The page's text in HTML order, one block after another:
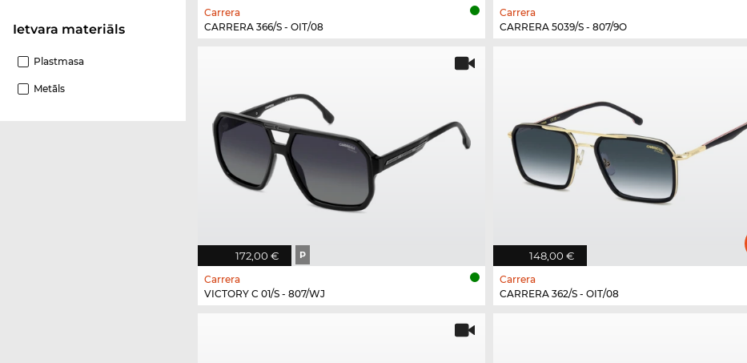
Ietvara materiāls
Plastmasa
Metāls
Carrera
CARRERA 366/S - OIT/08
Carrera
CARRERA 5039/S - 807/9O
172,00 € P
Carrera
VICTORY C 01/S - 807/WJ
148,00 €
Carrera
CARRERA 362/S - OIT/08